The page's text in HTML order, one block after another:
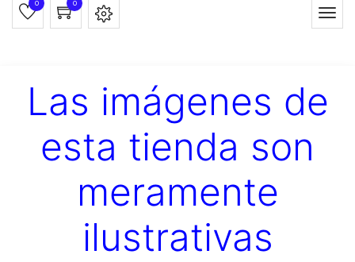
0 0
Las imágenes de
esta tienda son
meramente
ilustrativas